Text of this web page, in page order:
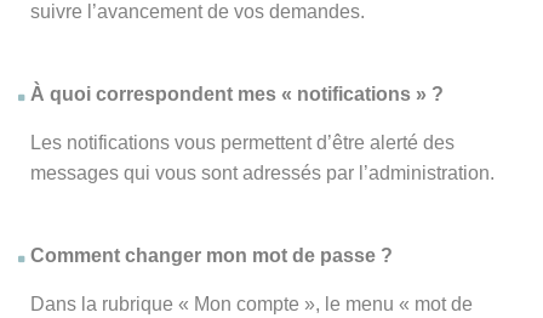
suivre l’avancement de vos demandes.
À quoi correspondent mes « notifications » ?
Les notifications vous permettent d’être alerté des
messages qui vous sont adressés par l’administration.
Comment changer mon mot de passe ?
Dans la rubrique « Mon compte », le menu « mot de